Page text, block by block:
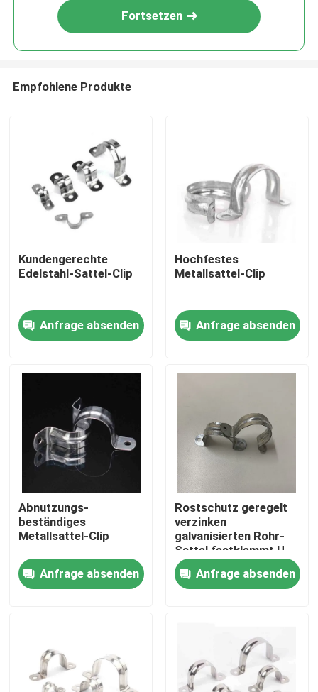
Startseite
Produkte
Videos
Fabrik Tour
Qualitätskontrolle
Spreize-Rohr-Klammer
Fortsetzen
Empfohlene Produkte
Kundengerechte
Edelstahl-Sattel-Clip
Anfrage absenden
Hochfestes
Metallsattel-Clip
Anfrage absenden
Abnutzungs-
beständiges
Metallsattel-Clip
Anfrage absenden
Rostschutz geregelt
verzinken
galvanisierten Rohr-
Sattel festklemmt U-
förmige
Bohrrohrklemme
Anfrage absenden